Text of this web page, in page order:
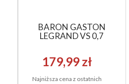
BARON GASTON
LEGRAND VS 0,7
179,99 zł
Najniższa cena z ostatnich